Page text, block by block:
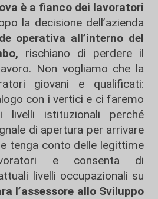
è a fianco dei lavoratori
la decisione dell’azienda
operativa all’interno del
rischiano di perdere il
Non vogliamo che la
giovani e qualificati:
con i vertici e ci faremo
istituzionali perché
di apertura per arrivare
tenga conto delle legittime
e consenta di
livelli occupazionali su
l’assessore allo Sviluppo